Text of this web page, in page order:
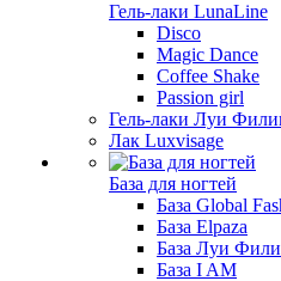
Гель-лаки LunaLine
Disco
Magic Dance
Coffee Shake
Passion girl
Гель-лаки Луи
Лак Luxvisage
База для ногтей
База Global
База Elpaza
База Луи
База I AM